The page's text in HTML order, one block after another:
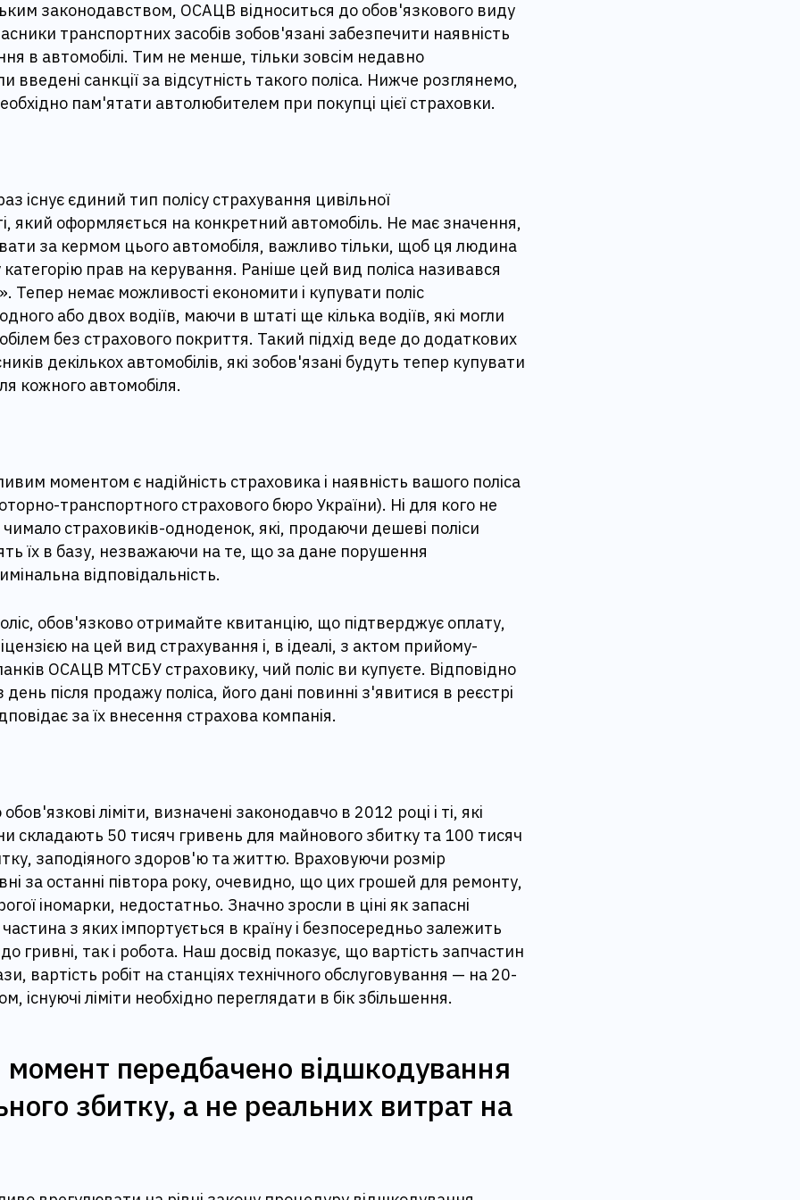
законодавством, ОСАЦВ відноситься до обов'язкового виду
транспортних засобів зобов'язані забезпечити наявність
в автомобілі. Тим не менше, тільки зовсім недавно
введені санкції за відсутність такого поліса. Нижче розглянемо,
пам'ятати автолюбителем при покупці цієї страховки.
існує єдиний тип полісу страхування цивільної
який оформляється на конкретний автомобіль. Не має значення,
за кермом цього автомобіля, важливо тільки, щоб ця людина
категорію прав на керування. Раніше цей вид поліса називався
немає можливості економити і купувати поліс
або двох водіїв, маючи в штаті ще кілька водіїв, які могли
без страхового покриття. Такий підхід веде до додаткових
декількох автомобілів, які зобов'язані будуть тепер купувати
кожного автомобіля.
моментом є надійність страховика і наявність вашого поліса
транспортного страхового бюро України). Ні для кого не
чимало страховиків-одноденок, які, продаючи дешеві поліси
їх в базу, незважаючи на те, що за дане порушення
відповідальність.
обов'язково отримайте квитанцію, що підтверджує оплату,
на цей вид страхування і, в ідеалі, з актом прийому-
ОСАЦВ МТСБУ страховику, чий поліс ви купуєте. Відповідно
після продажу поліса, його дані повинні з'явитися в реєстрі
за їх внесення страхова компанія.
ліміти, визначені законодавчо в 2012 році і ті, які
складають 50 тисяч гривень для майнового збитку та 100 тисяч
заподіяного здоров'ю та життю. Враховуючи розмір
за останні півтора року, очевидно, що цих грошей для ремонту,
іномарки, недостатньо. Значно зросли в ціні як запасні
з яких імпортується в країну і безпосередньо залежить
гривні, так і робота. Наш досвід показує, що вартість запчастин
вартість робіт на станціях технічного обслуговування — на 20-
існуючі ліміти необхідно переглядати в бік збільшення.
передбачено відшкодування
збитку, а не реальних витрат на